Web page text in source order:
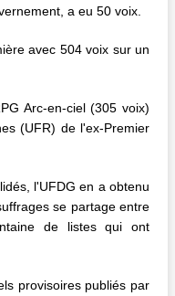
a eu 50 voix.
avec 504 voix sur un
Arc-en-ciel (305 voix)
(UFR) de l'ex-Premier
l'UFDG en a obtenu
se partage entre
de listes qui ont
provisoires publiés par